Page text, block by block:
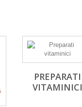
PREPARATI
VITAMINICI